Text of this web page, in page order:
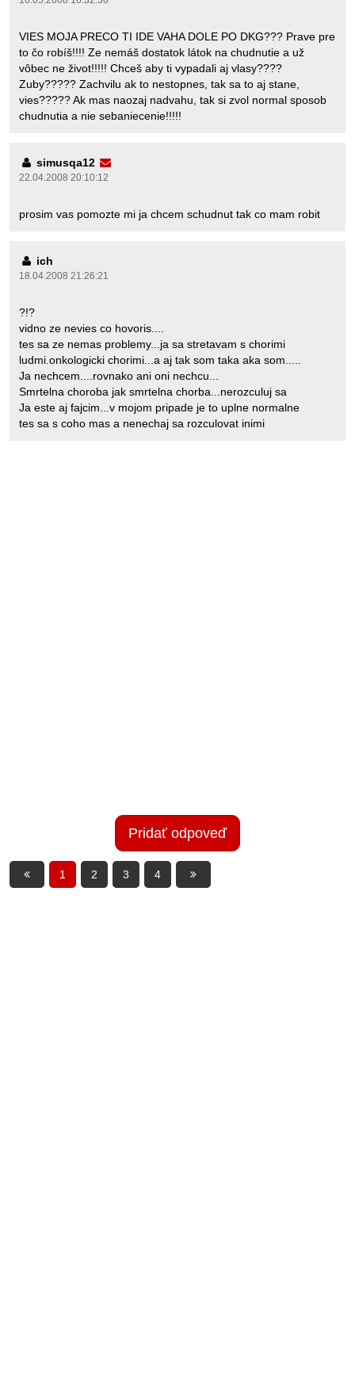
VIES MOJA PRECO TI IDE VAHA DOLE PO DKG??? Prave pre
to čo robíš!!!! Ze nemáš dostatok látok na chudnutie a už
vôbec ne život!!!!! Chceš aby ti vypadali aj vlasy????
Zuby????? Zachvilu ak to nestopnes, tak sa to aj stane,
vies????? Ak mas naozaj nadvahu, tak si zvol normal sposob
chudnutia a nie sebaniecenie!!!!!
simusqa12
22.04.2008 20:10:12
prosim vas pomozte mi ja chcem schudnut tak co mam robit
ich
18.04.2008 21:26:21
?!?
vidno ze nevies co hovoris....
tes sa ze nemas problemy...ja sa stretavam s chorimi
ludmi.onkologicki chorimi...a aj tak som taka aka som.....
Ja nechcem....rovnako ani oni nechcu...
Smrtelna choroba jak smrtelna chorba...nerozculuj sa
Ja este aj fajcim...v mojom pripade je to uplne normalne
tes sa s coho mas a nenechaj sa rozculovat inimi
Pridať odpoveď
1 2 3 4